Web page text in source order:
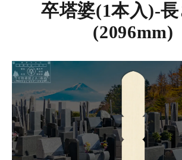
ようこそ ゲスト 様
ログイン 会員登録
卒塔婆(1本入)-長
(2096mm)